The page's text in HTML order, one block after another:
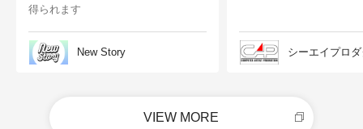
得られます
New Story シーエイプロ
VIEW MORE